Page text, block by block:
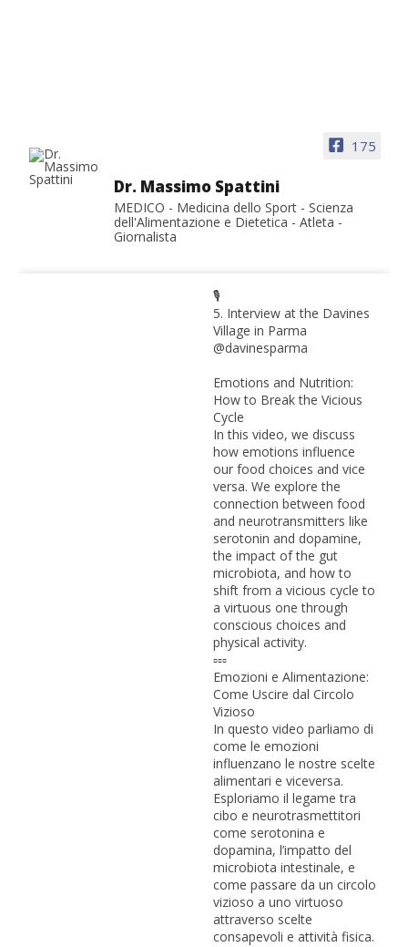
175
Dr. Massimo Spattini
MEDICO - Medicina dello Sport - Scienza
dell'Alimentazione e Dietetica - Atleta -
Giornalista
🎙️
5. Interview at the Davines
Village in Parma
@davinesparma
Emotions and Nutrition:
How to Break the Vicious
Cycle
In this video, we discuss
how emotions influence
our food choices and vice
versa. We explore the
connection between food
and neurotransmitters like
serotonin and dopamine,
the impact of the gut
microbiota, and how to
shift from a vicious cycle to
a virtuous one through
conscious choices and
physical activity.
▫️▫️▫️
Emozioni e Alimentazione:
Come Uscire dal Circolo
Vizioso
In questo video parliamo di
come le emozioni
influenzano le nostre scelte
alimentari e viceversa.
Esploriamo il legame tra
cibo e neurotrasmettitori
come serotonina e
dopamina, l’impatto del
microbiota intestinale, e
come passare da un circolo
vizioso a uno virtuoso
attraverso scelte
consapevoli e attività fisica.